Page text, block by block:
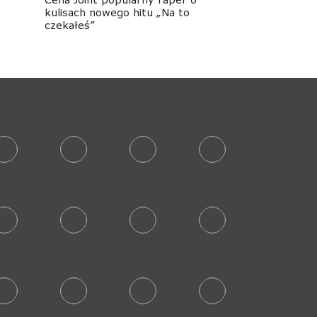
kulisach nowego hitu „Na to
czekałeś”